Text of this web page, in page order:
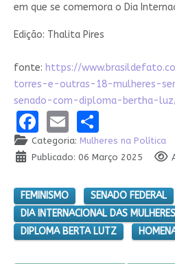
em que se comemora o Dia
Edição: Thalita Pires
fonte: https://
torres-e-outras-18-mulheres-
senado-com-diploma-bertha-
Facebook
EmailShare
Categoria: Mulheres na Política
Publicado: 06 Março 2025
FEMINISMO
SENADO FEDERAL
DIA INTERNACIONAL DAS MULHERES
DIPLOMA BERTA LUTZ